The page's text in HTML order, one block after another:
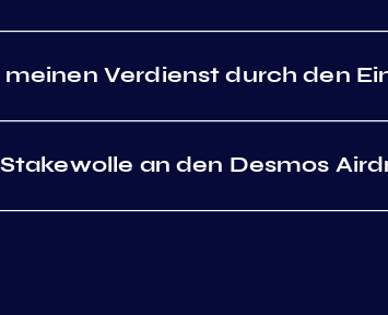
Verdienst durch den
an den Desmos